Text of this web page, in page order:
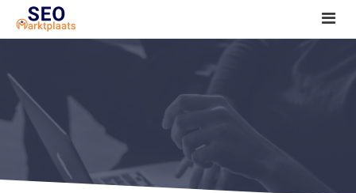
SEO tools reviews
Marketeer bij jou in de buurt?
Offerte
1. Seo voor beginners +
2. Onderzoeken +